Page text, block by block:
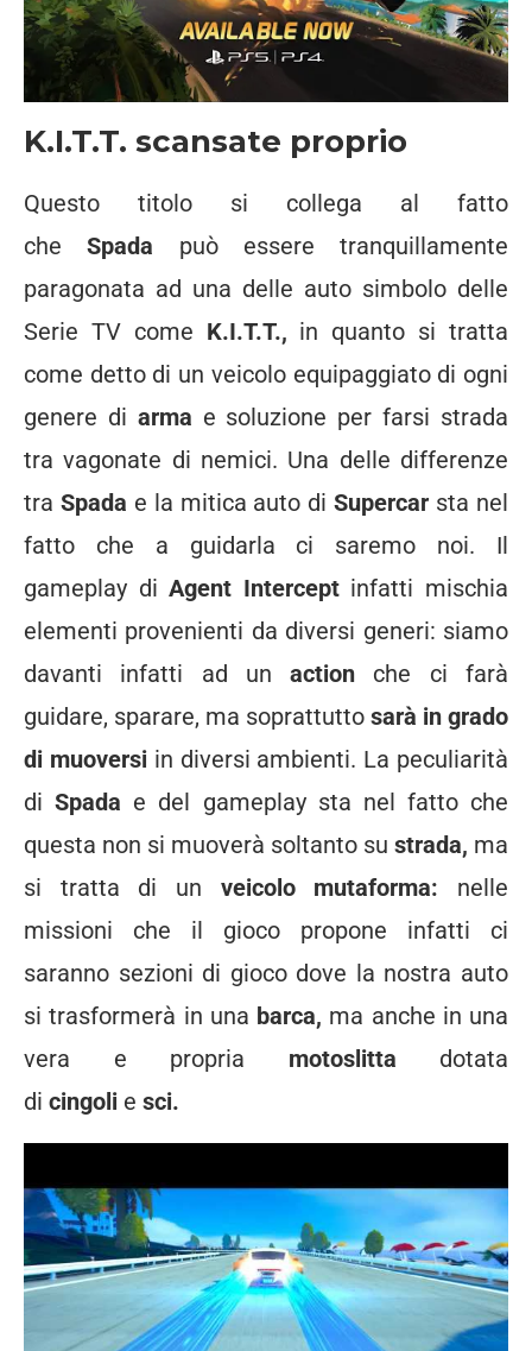
K.I.T.T. scansate proprio
Questo titolo si collega al fatto
cheSpada può essere tranquillamente
paragonata ad una delle auto simbolo delle
Serie TV come K.I.T.T., in quanto si tratta
come detto di un veicolo equipaggiato di ogni
genere di arma e soluzione per farsi strada
tra vagonate di nemici. Una delle differenze
tra Spada e la mitica auto diSupercar sta nel
fatto che a guidarla ci saremo noi. Il
gameplay diAgent Intercept infatti mischia
elementi provenienti da diversi generi: siamo
davanti infatti ad unaction che ci farà
guidare, sparare, ma soprattutto sarà in grado
di muoversi in diversi ambienti. La peculiarità
diSpada e del gameplay sta nel fatto che
questa non si muoverà soltanto su strada, ma
si tratta di un veicolo mutaforma: nelle
missioni che il gioco propone infatti ci
saranno sezioni di gioco dove la nostra auto
si trasformerà in una barca, ma anche in una
vera e propria motoslitta dotata
di cingoli e sci.